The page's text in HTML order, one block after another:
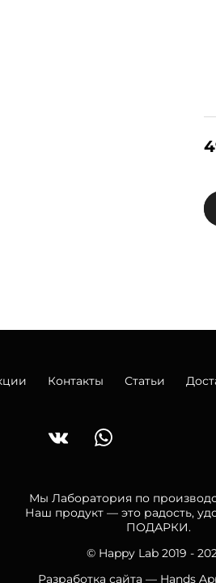
Контакты Статьи
Мы Лаборатория по
Наш продукт — это радость,
ПОДАРКИ.
© Happy Lab 2019 -
Разработка сайта — Hands